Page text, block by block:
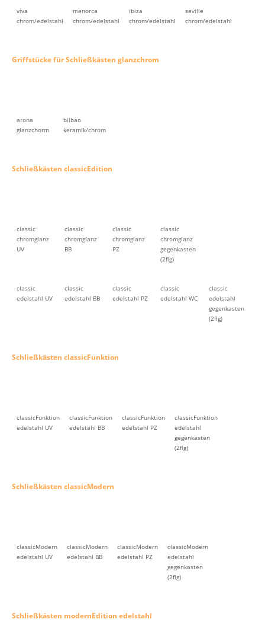
viva
chrom/edelstahl
menorca
chrom/edelstahl
ibiza
chrom/edelstahl
seville
chrom/edelstahl
Griffstücke für Schließkästen glanzchrom
arona
glanzchorm
bilbao
keramik/chrom
Schließkästen classicEdition
classic
chromglanz
UV
classic
chromglanz
BB
classic
chromglanz
PZ
classic
chromglanz
gegenkasten
(2flg)
classic
edelstahl UV
classic
edelstahl BB
classic
edelstahl PZ
classic
edelstahl WC
classic
edelstahl
gegenkasten
(2flg)
Schließkästen classicFunktion
classicFunktion
edelstahl UV
classicFunktion
edelstahl BB
classicFunktion
edelstahl PZ
classicFunktion
edelstahl
gegenkasten
(2flg)
Schließkästen classicModern
classicModern
edelstahl UV
classicModern
edelstahl BB
classicModern
edelstahl PZ
classicModern
edelstahl
gegenkasten
(2flg)
Schließkästen modernEdition edelstahl